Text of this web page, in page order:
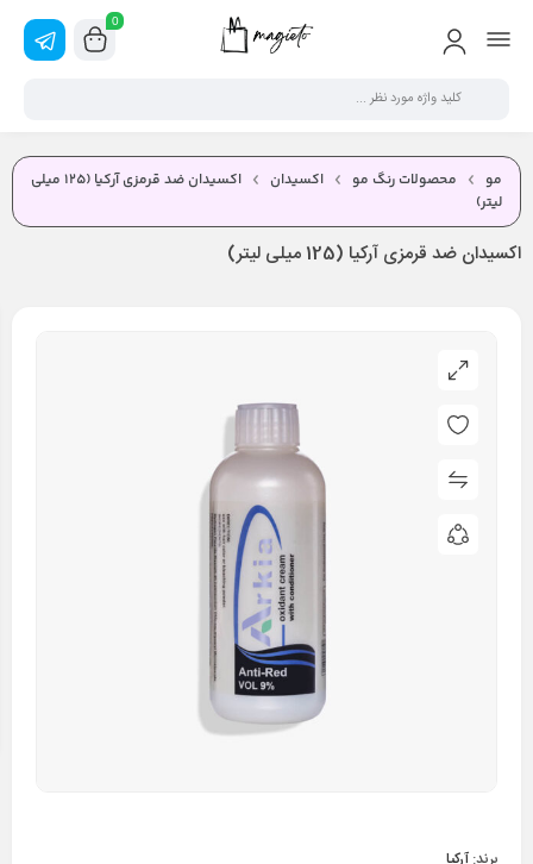
0
مو محصولات رنگ مو اکسیدان
اکسیدان ضد قرمزی آرکیا (125 میلی
لیتر)
اکسیدان ضد قرمزی آرکیا (125 میلی لیتر)
برند: آرکیا